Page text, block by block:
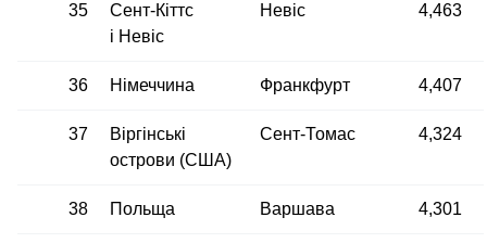
35
Сент-Кіттс
і Невіс
Невіс 4,463
36 Німеччина Франкфурт 4,407
37
Віргінські
острови (США)
Сент-Томас 4,324
38 Польща Варшава 4,301